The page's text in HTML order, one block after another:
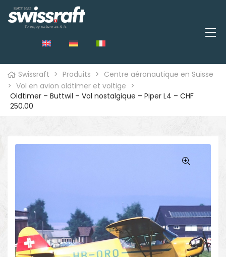
Swissraft > Produits > Centre aéronautique en Suisse
> Vol en avion oldtimer et voltige >
Oldtimer – Buttwil – Vol nostalgique – Piper L4 – CHF
250.00